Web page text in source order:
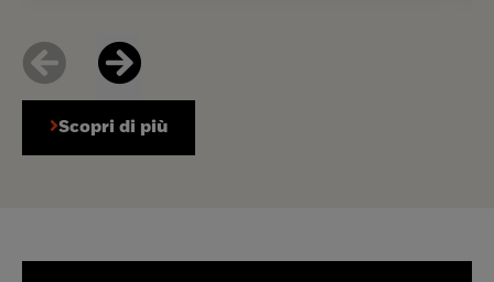
Scopri di più